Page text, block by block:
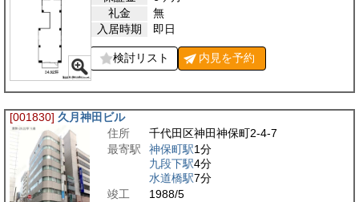
礼金
無
入居時期
即日
検討リスト 内見を予約
[001830] 久月神田ビル
住所
千代田区神田神保町2-4-7
最寄駅
神保町駅1分
九段下駅4分
水道橋駅7分
竣工
1988/5